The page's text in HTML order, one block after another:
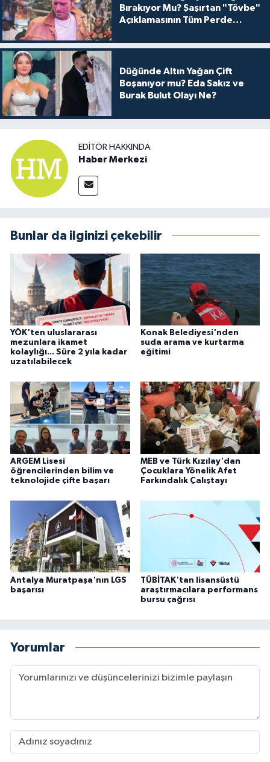
Bırakıyor Mu? Şaşırtan "Tövbe"
Açıklamasının Tüm Perde
Düğünde Altın Yağan Çift
Boşanıyor mu? Eda Sakız ve
Burak Bulut Olayı Ne?
EDITÖR HAKKINDA
Haber Merkezi
Bunlar da ilginizi çekebilir
YÖK'ten uluslararası
mezunlara ikamet
kolaylığı... Süre 2 yıla kadar
uzatılabilecek
Konak Belediyesi'nden
suda arama ve kurtarma
eğitimi
ARGEM Lisesi
öğrencilerinden bilim ve
teknolojide çifte başarı
MEB ve Türk Kızılay'dan
Çocuklara Yönelik Afet
Farkındalık Çalıştayı
Antalya Muratpaşa'nın LGS
başarısı
TÜBİTAK'tan lisansüstü
araştırmacılara performans
bursu çağrısı
Yorumlar